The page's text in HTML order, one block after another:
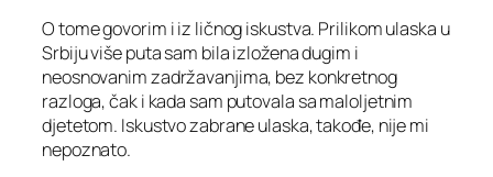
O tome govorim i iz ličnog iskustva. Prilikom ulaska u
Srbiju više puta sam bila izložena dugim i
neosnovanim zadržavanjima, bez konkretnog
razloga, čak i kada sam putovala sa maloljetnim
djetetom. Iskustvo zabrane ulaska, takođe, nije mi
nepoznato.